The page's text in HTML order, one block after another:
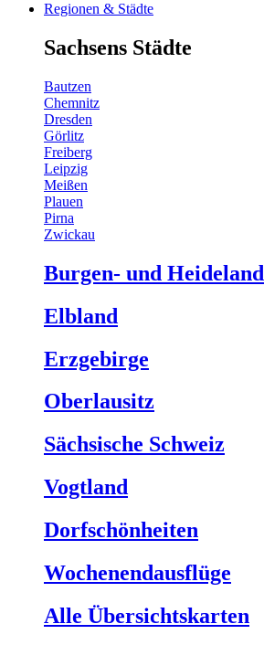
Regionen & Städte
Sachsens Städte
Bautzen
Chemnitz
Dresden
Görlitz
Freiberg
Leipzig
Meißen
Plauen
Pirna
Zwickau
Burgen- und Heideland
Elbland
Erzgebirge
Oberlausitz
Sächsische Schweiz
Vogtland
Dorfschönheiten
Wochenendausflüge
Alle Übersichtskarten